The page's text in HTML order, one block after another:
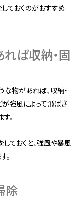
ておくのがおすすめ
ば収納・固
な物があれば、収納・
が強風によって飛ばさ
。
ておくと、強風や暴風
。
除